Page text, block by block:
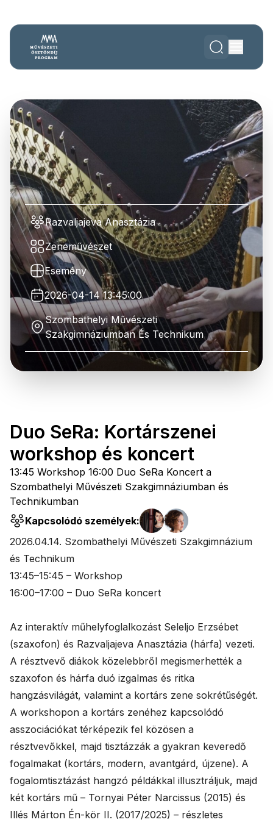
Razvaljajeva Anasztázia
Zeneművészet
Esemény
2026-04-14 13:45:00
Szombathelyi Művészeti
Szakgimnáziumban És Technikum
Duo SeRa: Kortárszenei
workshop és koncert
13:45 Workshop 16:00 Duo SeRa Koncert a
Szombathelyi Művészeti Szakgimnáziumban és
Technikumban
Kapcsolódó személyek:
2026.04.14. Szombathelyi Művészeti Szakgimnázium
és Technikum
13:45–15:45 – Workshop
16:00–17:00 – Duo SeRa koncert
Az interaktív műhelyfoglalkozást Seleljo Erzsébet
(szaxofon) és Razvaljajeva Anasztázia (hárfa) vezeti.
A résztvevő diákok közelebbről megismerhették a
szaxofon és hárfa duó izgalmas és ritka
hangzásvilágát, valamint a kortárs zene sokrétűségét.
A workshopon a kortárs zenéhez kapcsolódó
asszociációkat térképezik fel közösen a
résztvevőkkel, majd tisztázzák a gyakran keveredő
fogalmakat (kortárs, modern, avantgárd, újzene). A
fogalomtisztázást hangzó példákkal illusztráljuk, majd
két kortárs mű – Tornyai Péter Narcissus (2015) és
Illés Márton Én-kör II. (2017/2025) – részletes